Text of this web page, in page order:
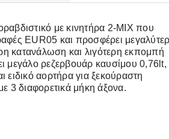
με κινητήρα 2-ΜΙΧ που
EUR05 και προσφέρει
κατανάλωση και λιγότερη εκπομπή
μεγάλο ρεζερβουάρ καυσίμου 0,76lt,
ειδικό αορτήρα για ξεκούραστη
3 διαφορετικά μήκη άξονα.